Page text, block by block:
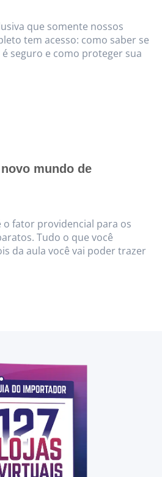
que somente nossos
tem acesso: como saber se
seguro e como proteger sua
mundo de
o fator providencial para os
Tudo o que você
da aula você vai poder trazer